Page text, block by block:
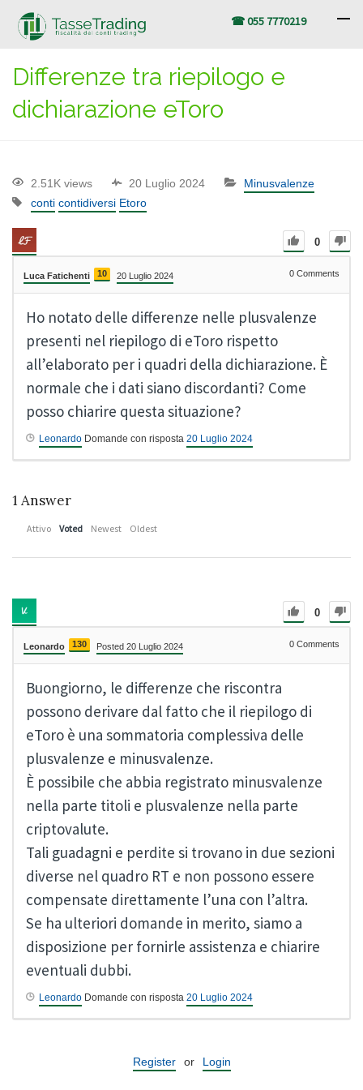
☎ 055 7770219
Differenze tra riepilogo e
dichiarazione eToro
2.51K views 20 Luglio 2024
Minusvalenze
conti contidiversi Etoro
0
Luca Fatichenti 10 20 Luglio 2024 0 Comments
Ho notato delle differenze nelle plusvalenze
presenti nel riepilogo di eToro rispetto
all’elaborato per i quadri della dichiarazione. È
normale che i dati siano discordanti? Come
posso chiarire questa situazione?
Leonardo Domande con risposta 20 Luglio 2024
1 Answer
Attivo Voted Newest Oldest
0
Leonardo 130 Posted 20 Luglio 2024 0 Comments
Buongiorno, le differenze che riscontra
possono derivare dal fatto che il riepilogo di
eToro è una sommatoria complessiva delle
plusvalenze e minusvalenze.
È possibile che abbia registrato minusvalenze
nella parte titoli e plusvalenze nella parte
criptovalute.
Tali guadagni e perdite si trovano in due sezioni
diverse nel quadro RT e non possono essere
compensate direttamente l’una con l’altra.
Se ha ulteriori domande in merito, siamo a
disposizione per fornirle assistenza e chiarire
eventuali dubbi.
Leonardo Domande con risposta 20 Luglio 2024
Register or Login